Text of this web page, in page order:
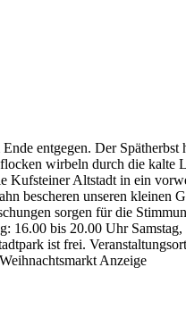
entgegen. Der Spätherbst
wirbeln durch die kalte
Altstadt in ein
bescheren unseren kleinen
sorgen für die
bis 20.00 Uhr
ist frei.
Anzeige